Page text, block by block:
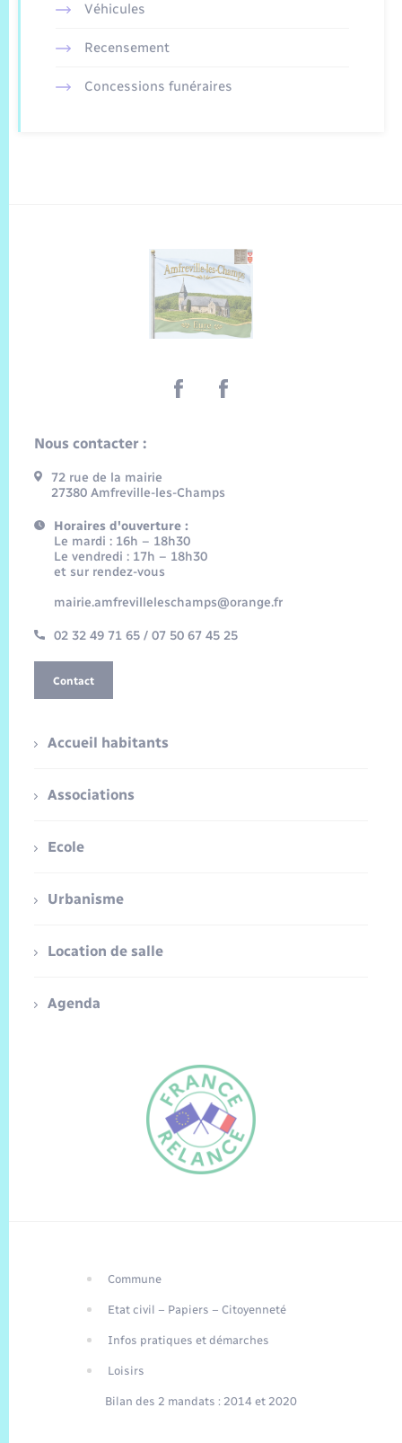
Traduction du
EN
Véhicules
Recensement
Concessions funéraires
Nous contacter :
72 rue de la mairie
27380 Amfreville-les-Champs
Horaires d'ouverture :
Le mardi : 16h – 18h30
Le vendredi : 17h – 18h30
et sur rendez-vous
mairie.amfrevilleleschamps@orange.fr
02 32 49 71 65 / 07 50 67 45 25
Contact
Accueil habitants
Associations
Ecole
Urbanisme
Location de salle
Agenda
Commune
Etat civil – Papiers – Citoyenneté
Infos pratiques et démarches
Loisirs
Bilan des 2 mandats : 2014 et 2020